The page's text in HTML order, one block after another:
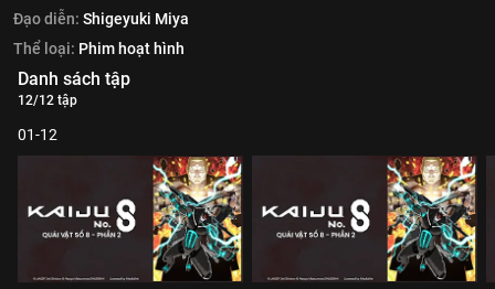
Đạo diễn: Shigeyuki Miya
Thể loại: Phim hoạt hình
Danh sách tập
12/12 tập
01-12